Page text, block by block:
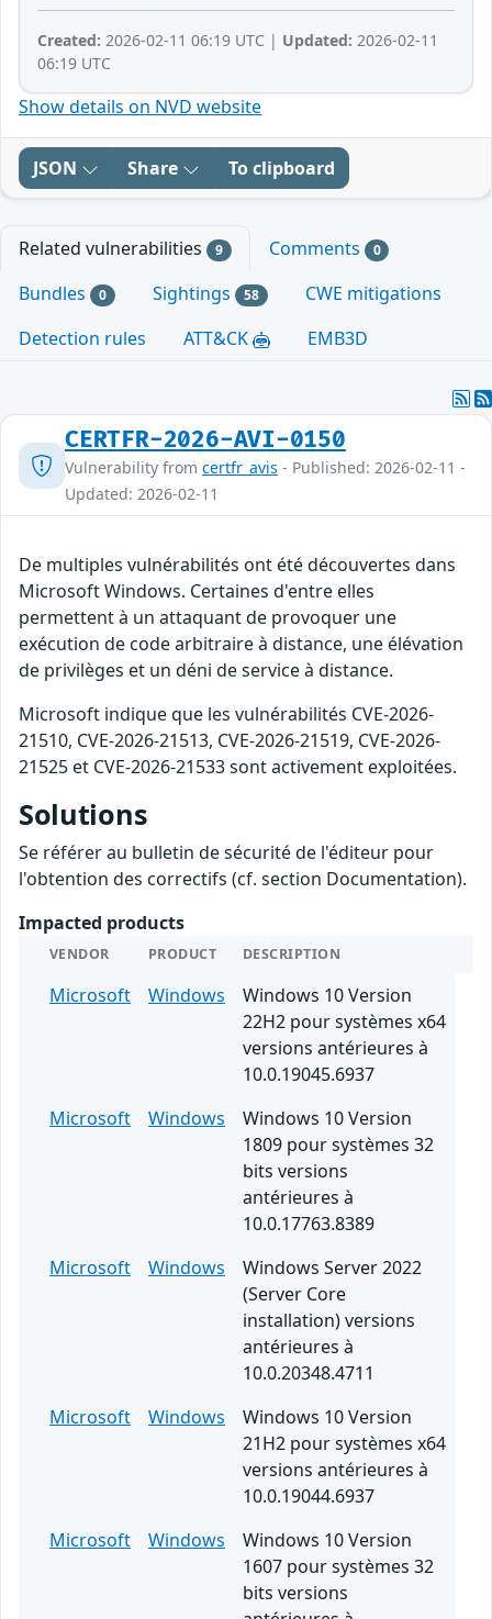
Created: 2026-02-11 06:19 UTC | Updated: 2026-02-11
06:19 UTC
Show details on NVD website
JSON Share To clipboard
Related vulnerabilities 9 Comments 0
Bundles 0 Sightings 58
CWE mitigations
Detection rules
ATT&CK EMB3D
CERTFR-2026-AVI-0150
Vulnerability from certfr_avis - Published: 2026-02-11 -
Updated: 2026-02-11
De multiples vulnérabilités ont été découvertes dans
Microsoft Windows. Certaines d'entre elles
permettent à un attaquant de provoquer une
exécution de code arbitraire à distance, une élévation
de privilèges et un déni de service à distance.
Microsoft indique que les vulnérabilités CVE-2026-
21510, CVE-2026-21513, CVE-2026-21519, CVE-2026-
21525 et CVE-2026-21533 sont activement exploitées.
Solutions
Se référer au bulletin de sécurité de l'éditeur pour
l'obtention des correctifs (cf. section Documentation).
Impacted products
VENDOR PRODUCT DESCRIPTION
Microsoft Windows
Windows 10 Version
22H2 pour systèmes x64
versions antérieures à
10.0.19045.6937
Microsoft
Windows
Windows 10 Version
1809 pour systèmes 32
bits versions
antérieures à
10.0.17763.8389
Microsoft
Windows
Windows Server 2022
(Server Core
installation) versions
antérieures à
10.0.20348.4711
Microsoft
Windows
Windows 10 Version
21H2 pour systèmes x64
versions antérieures à
10.0.19044.6937
Microsoft
Windows
Windows 10 Version
1607 pour systèmes 32
bits versions